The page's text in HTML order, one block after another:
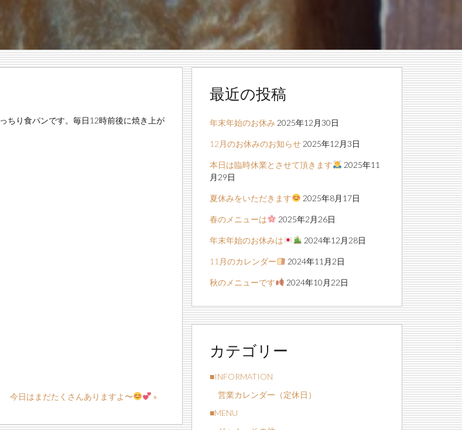
ちり食パンです。毎日12時前後に焼き上が
今日はまだたくさんありますよ〜 »
最近の投稿
年末年始のお休み 2025年12月30日
12月のお休みのお知らせ 2025年12月3日
本日は臨時休業とさせて頂きます
2025年11
月29日
夏休みをいただきます 2025年8月17日
春のメニューは 2025年2月26日
年末年始のお休みは 2024年12月28日
11月のカレンダー 2024年11月2日
秋のメニューです 2024年10月22日
カテゴリー
■INFORMATION
営業カレンダー（定休日）
■MENU